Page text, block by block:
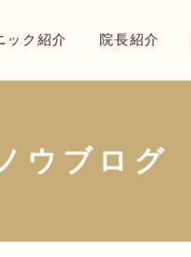
ック紹介 院長紹介
ウブログ